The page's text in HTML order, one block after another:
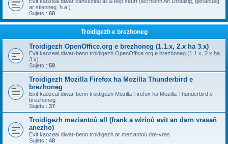
ar stlenneg, h.a.)
Sujets : 68
Troidigezh e brezhoneg
Troidigezh OpenOffice.org e brezhoneg (1.1.x, 2.x ha 3.x)
Evit kaozeal diwar-benn troidigezh OpenOffice.org e brezhoneg (1.1.x, 2.x ha
3.x)
Sujets : 59
Troidigezh Mozilla Firefox ha Mozilla Thunderbird e
brezhoneg
Evit kaozeal diwar-benn troidigezh Mozilla Firefox ha Mozilla Thunderbird e
brezhoneg
Sujets : 37
Troidigezh meziantoù all (frank a wirioù evit an darn vrasañ
anezho)
Evit kaozeal diwar-benn troidigezh ar meziantoù dre-vras
Sujets : 48